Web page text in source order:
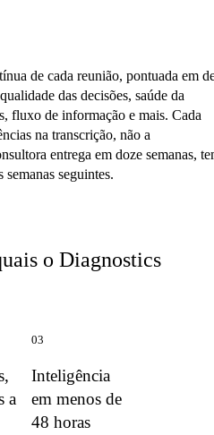
de cada reunião, pontuada em
das decisões, saúde da
fluxo de informação e mais. Cada
na transcrição, não a
entrega em doze semanas,
seguintes.
o Diagnostics
a
03
Inteligência
em menos de
48 horas